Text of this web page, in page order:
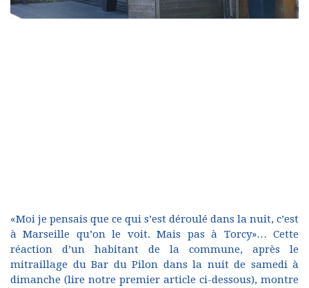
«Moi je pensais que ce qui s’est déroulé dans la nuit, c’est
à Marseille qu’on le voit. Mais pas à Torcy»… Cette
réaction d’un habitant de la commune, après le
mitraillage du Bar du Pilon dans la nuit de samedi à
dimanche (lire notre premier article ci-dessous), montre